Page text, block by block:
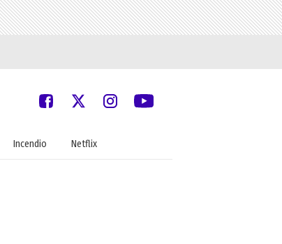
Incendio Netflix